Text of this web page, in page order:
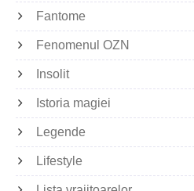
Fantome
Fenomenul OZN
Insolit
Istoria magiei
Legende
Lifestyle